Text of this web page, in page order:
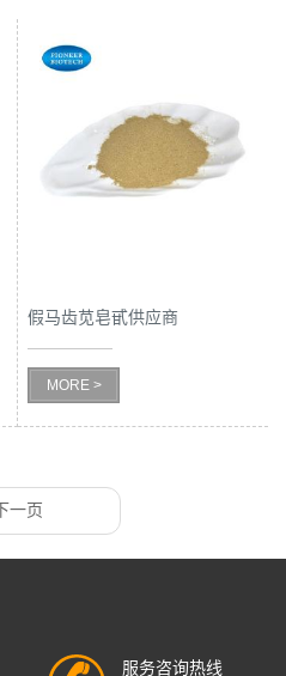
假马齿苋皂甙供应商
Pseudoamaranth saponins
MORE >
下一页
服务咨询热线